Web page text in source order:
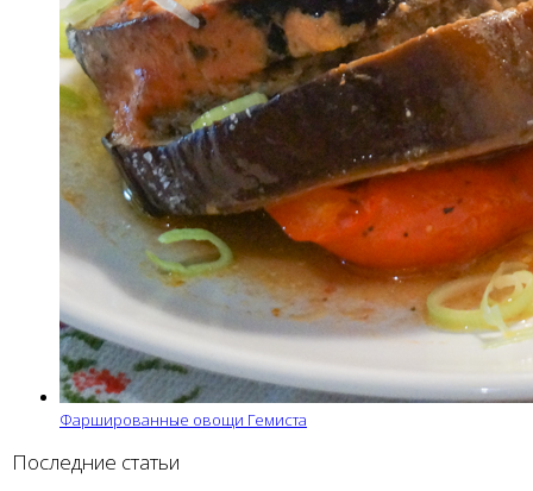
Фаршированные овощи Гемиста
Последние статьи